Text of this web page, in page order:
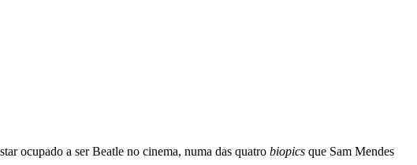
ocupado a ser Beatle no cinema, numa das quatro biopics que Sam Mendes